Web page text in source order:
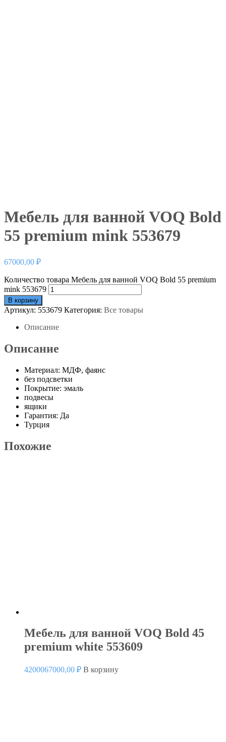
Мебель для ванной VOQ Bold
55 premium mink 553679
67000,00 ₽
Количество товара Мебель для ванной VOQ Bold 55 premium
mink 553679
В корзину
Артикул: 553679 Категория: Все товары
Описание
Описание
Материал: МДФ, фаянс
без подсветки
Покрытие: эмаль
подвесы
ящики
Гарантия: Да
Турция
Похожие
Мебель для ванной VOQ Bold 45
premium white 553609
4200067000,00 ₽ В корзину